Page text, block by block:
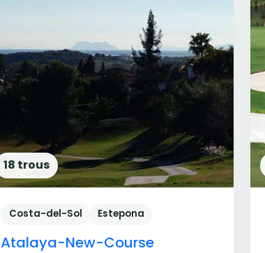
18 trous
Costa-del-Sol Estepona
Atalaya-New-Course